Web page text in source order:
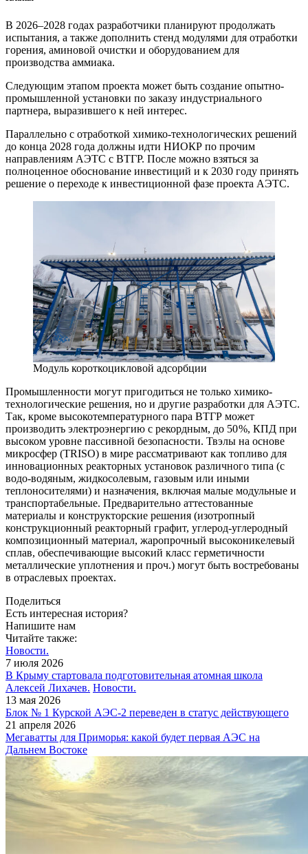
В 2026–2028 годах разработчики планируют продолжать
испытания, а также дополнить стенд модулями для отработки
горения, аминовой очистки и оборудованием для
производства аммиака.
Следующим этапом проекта может быть создание опытно-
промышленной установки по заказу индустриального
партнера, выразившего к ней интерес.
Параллельно с отработкой химико-технологических решений
до конца 2028 года должны идти НИОКР по прочим
направлениям АЭТС с ВТГР. После можно взяться за
полноценное обоснование инвестиций и к 2030 году принять
решение о переходе к инвестиционной фазе проекта АЭТС.
Модуль короткоцикловой адсорбции
Промышленности могут пригодиться не только химико-
технологические решения, но и другие разработки для АЭТС.
Так, кроме высокотемпературного пара ВТГР может
производить электроэнергию с рекордным, до 50 %, КПД при
высоком уровне пассивной безопасности. Твэлы на основе
микросфер (TRISO) в мире рассматривают как топливо для
инновационных реакторных установок различного типа (с
водо-водяным, жидкосолевым, газовым или иными
теплоносителями) и назначения, включая малые модульные и
транспортабельные. Предварительно аттестованные
материалы и конструкторские решения (изотропный
конструкционный реакторный графит, углерод-углеродный
композиционный материал, жаропрочный высоконикелевый
сплав, обеспечивающие высокий класс герметичности
металлические уплотнения и проч.) могут быть востребованы
в отраслевых проектах.
Поделиться
Есть интересная история?
Напишите нам
Читайте также:
Новости.
7 июля 2026
В Крыму стартовала подготовительная атомная школа
Алексей Лихачев. Новости.
13 мая 2026
Блок № 1 Курской АЭС‑2 переведен в статус действующего
21 апреля 2026
Мегаватты для Приморья: какой будет первая АЭС на
Дальнем Востоке